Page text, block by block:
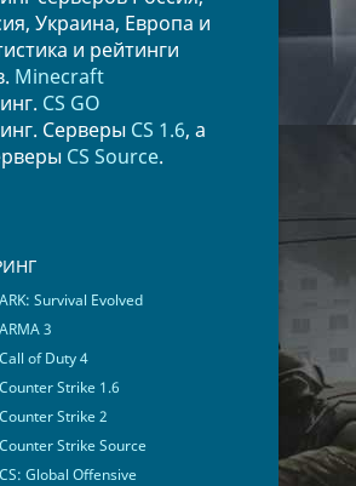
Украина, Европа и
и рейтинги
Minecraft
CS GO
Серверы CS 1.6, а
CS Source.
Survival Evolved
3
of Duty 4
Strike 1.6
Strike 2
Strike Source
Global Offensive